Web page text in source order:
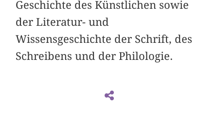
Geschichte des Künstlichen sowie
der Literatur- und
Wissensgeschichte der Schrift, des
Schreibens und der Philologie.